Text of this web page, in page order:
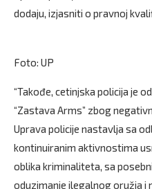
dodaju, izjasniti o pravnoj
Foto: UP
“Takođe, cetinjska policija je od
“Zastava Arms” zbog
Uprava policije nastavlja sa
kontinuiranim aktivnostima
oblika kriminaliteta, sa
oduzimanje ilegalnog oružja i